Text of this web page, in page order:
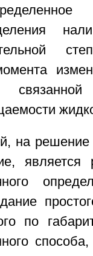
на
является
по